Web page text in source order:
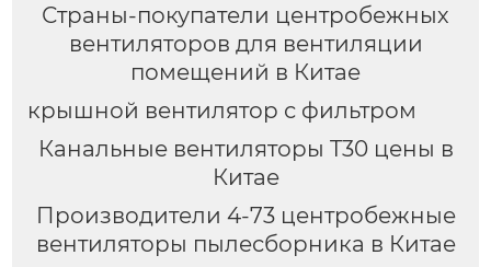
Страны-покупатели центробежных
вентиляторов для вентиляции
помещений в Китае
крышной вентилятор с фильтром
Канальные вентиляторы T30 цены в
Китае
Производители 4-73 центробежные
вентиляторы пылесборника в Китае